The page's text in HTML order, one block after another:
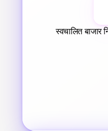
स्वचालित बाजार